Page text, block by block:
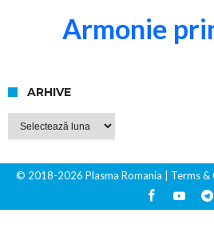
Armonie
ARHIVE
Arhive
© 2018-2026 Plasma Romania | Terms